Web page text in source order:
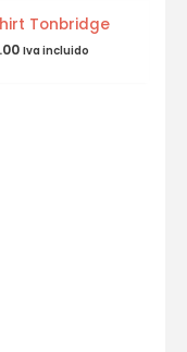
Tonbridge
Iva incluido